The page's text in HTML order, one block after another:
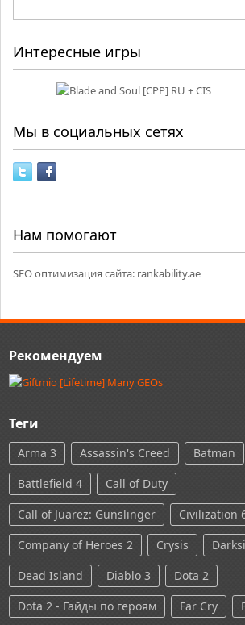
Интересные игры
Мы в социальных сетях
Нам помогают
SEO оптимизация сайта: rankability.ae
Рекомендуем
Теги
Arma 3 Assassin's Creed
Batman
Battlefield 4
Call of Duty
Call of Juarez: Gunslinger
Civilization
Company of Heroes 2
Crysis
Dead Island
Diablo 3
Dota 2
Dota 2 - Гайды по героям
Far Cry